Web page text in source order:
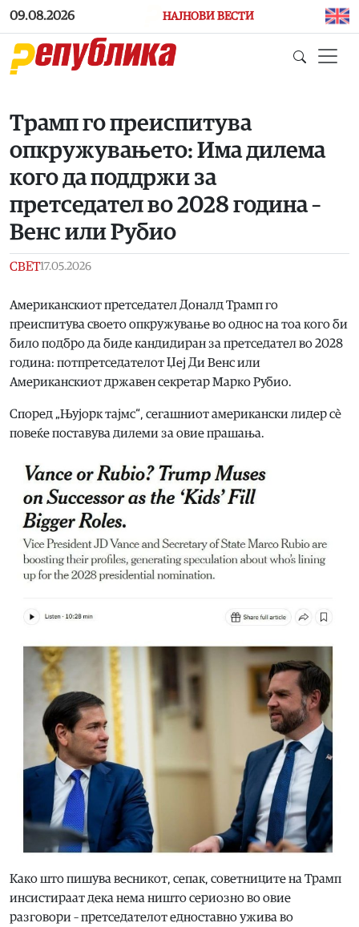
Skip to main content
09.08.2026 НАЈНОВИ ВЕСТИ
Трамп го преиспитува
опкружувањето: Има дилема
кого да поддржи за
претседател во 2028 година –
Венс или Рубио
СВЕТ17.05.2026
Американскиот претседател Доналд Трамп го
преиспитува своето опкружување во однос на тоа кого би
било подбро да биде кандидиран за претседател во 2028
година: потпретседателот Џеј Ди Венс или
Американскиот државен секретар Марко Рубио.
Според „Њујорк тајмс“, сегашниот американски лидер сè
повеќе поставува дилеми за овие прашања.
Како што пишува весникот, сепак, советниците на Трамп
инсистираат дека нема ништо сериозно во овие
разговори – претседателот едноставно ужива во